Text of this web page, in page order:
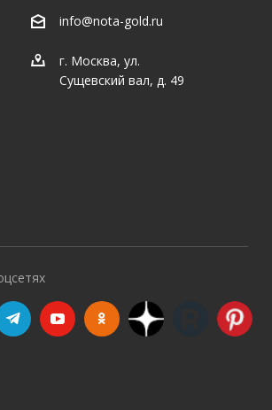
info@nota-gold.ru
г. Москва, ул.
Сущевский вал, д. 49